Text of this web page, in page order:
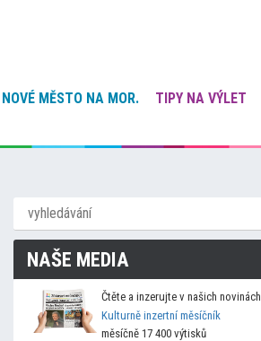
NOVÉ MĚSTO NA MOR.
TIPY NA VÝLET
NAŠE MEDIA
Čtěte a inzerujte v našich novinách
Kulturně inzertní měsíčník
měsíčně 17 400 výtisků